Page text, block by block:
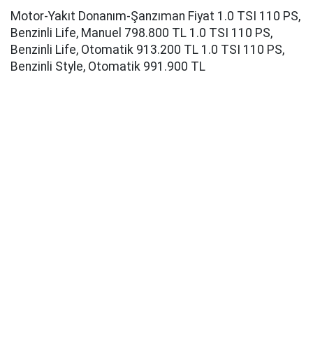
Motor-Yakıt Donanım-Şanzıman Fiyat 1.0 TSI 110 PS,
Benzinli Life, Manuel 798.800 TL 1.0 TSI 110 PS,
Benzinli Life, Otomatik 913.200 TL 1.0 TSI 110 PS,
Benzinli Style, Otomatik 991.900 TL